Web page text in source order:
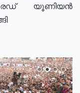
യൂണിയൻ